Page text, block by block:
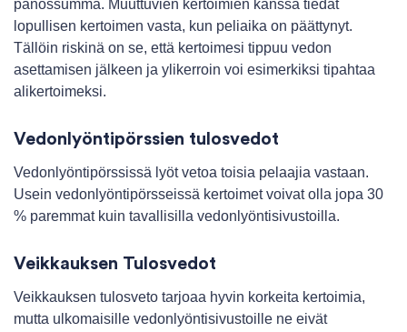
panossumma. Muuttuvien kertoimien kanssa tiedät
lopullisen kertoimen vasta, kun peliaika on päättynyt.
Tällöin riskinä on se, että kertoimesi tippuu vedon
asettamisen jälkeen ja ylikerroin voi esimerkiksi tipahtaa
alikertoimeksi.
Vedonlyöntipörssien tulosvedot
Vedonlyöntipörssissä lyöt vetoa toisia pelaajia vastaan.
Usein vedonlyöntipörsseissä kertoimet voivat olla jopa 30
% paremmat kuin tavallisilla vedonlyöntisivustoilla.
Veikkauksen Tulosvedot
Veikkauksen tulosveto tarjoaa hyvin korkeita kertoimia,
mutta ulkomaisille vedonlyöntisivustoille ne eivät